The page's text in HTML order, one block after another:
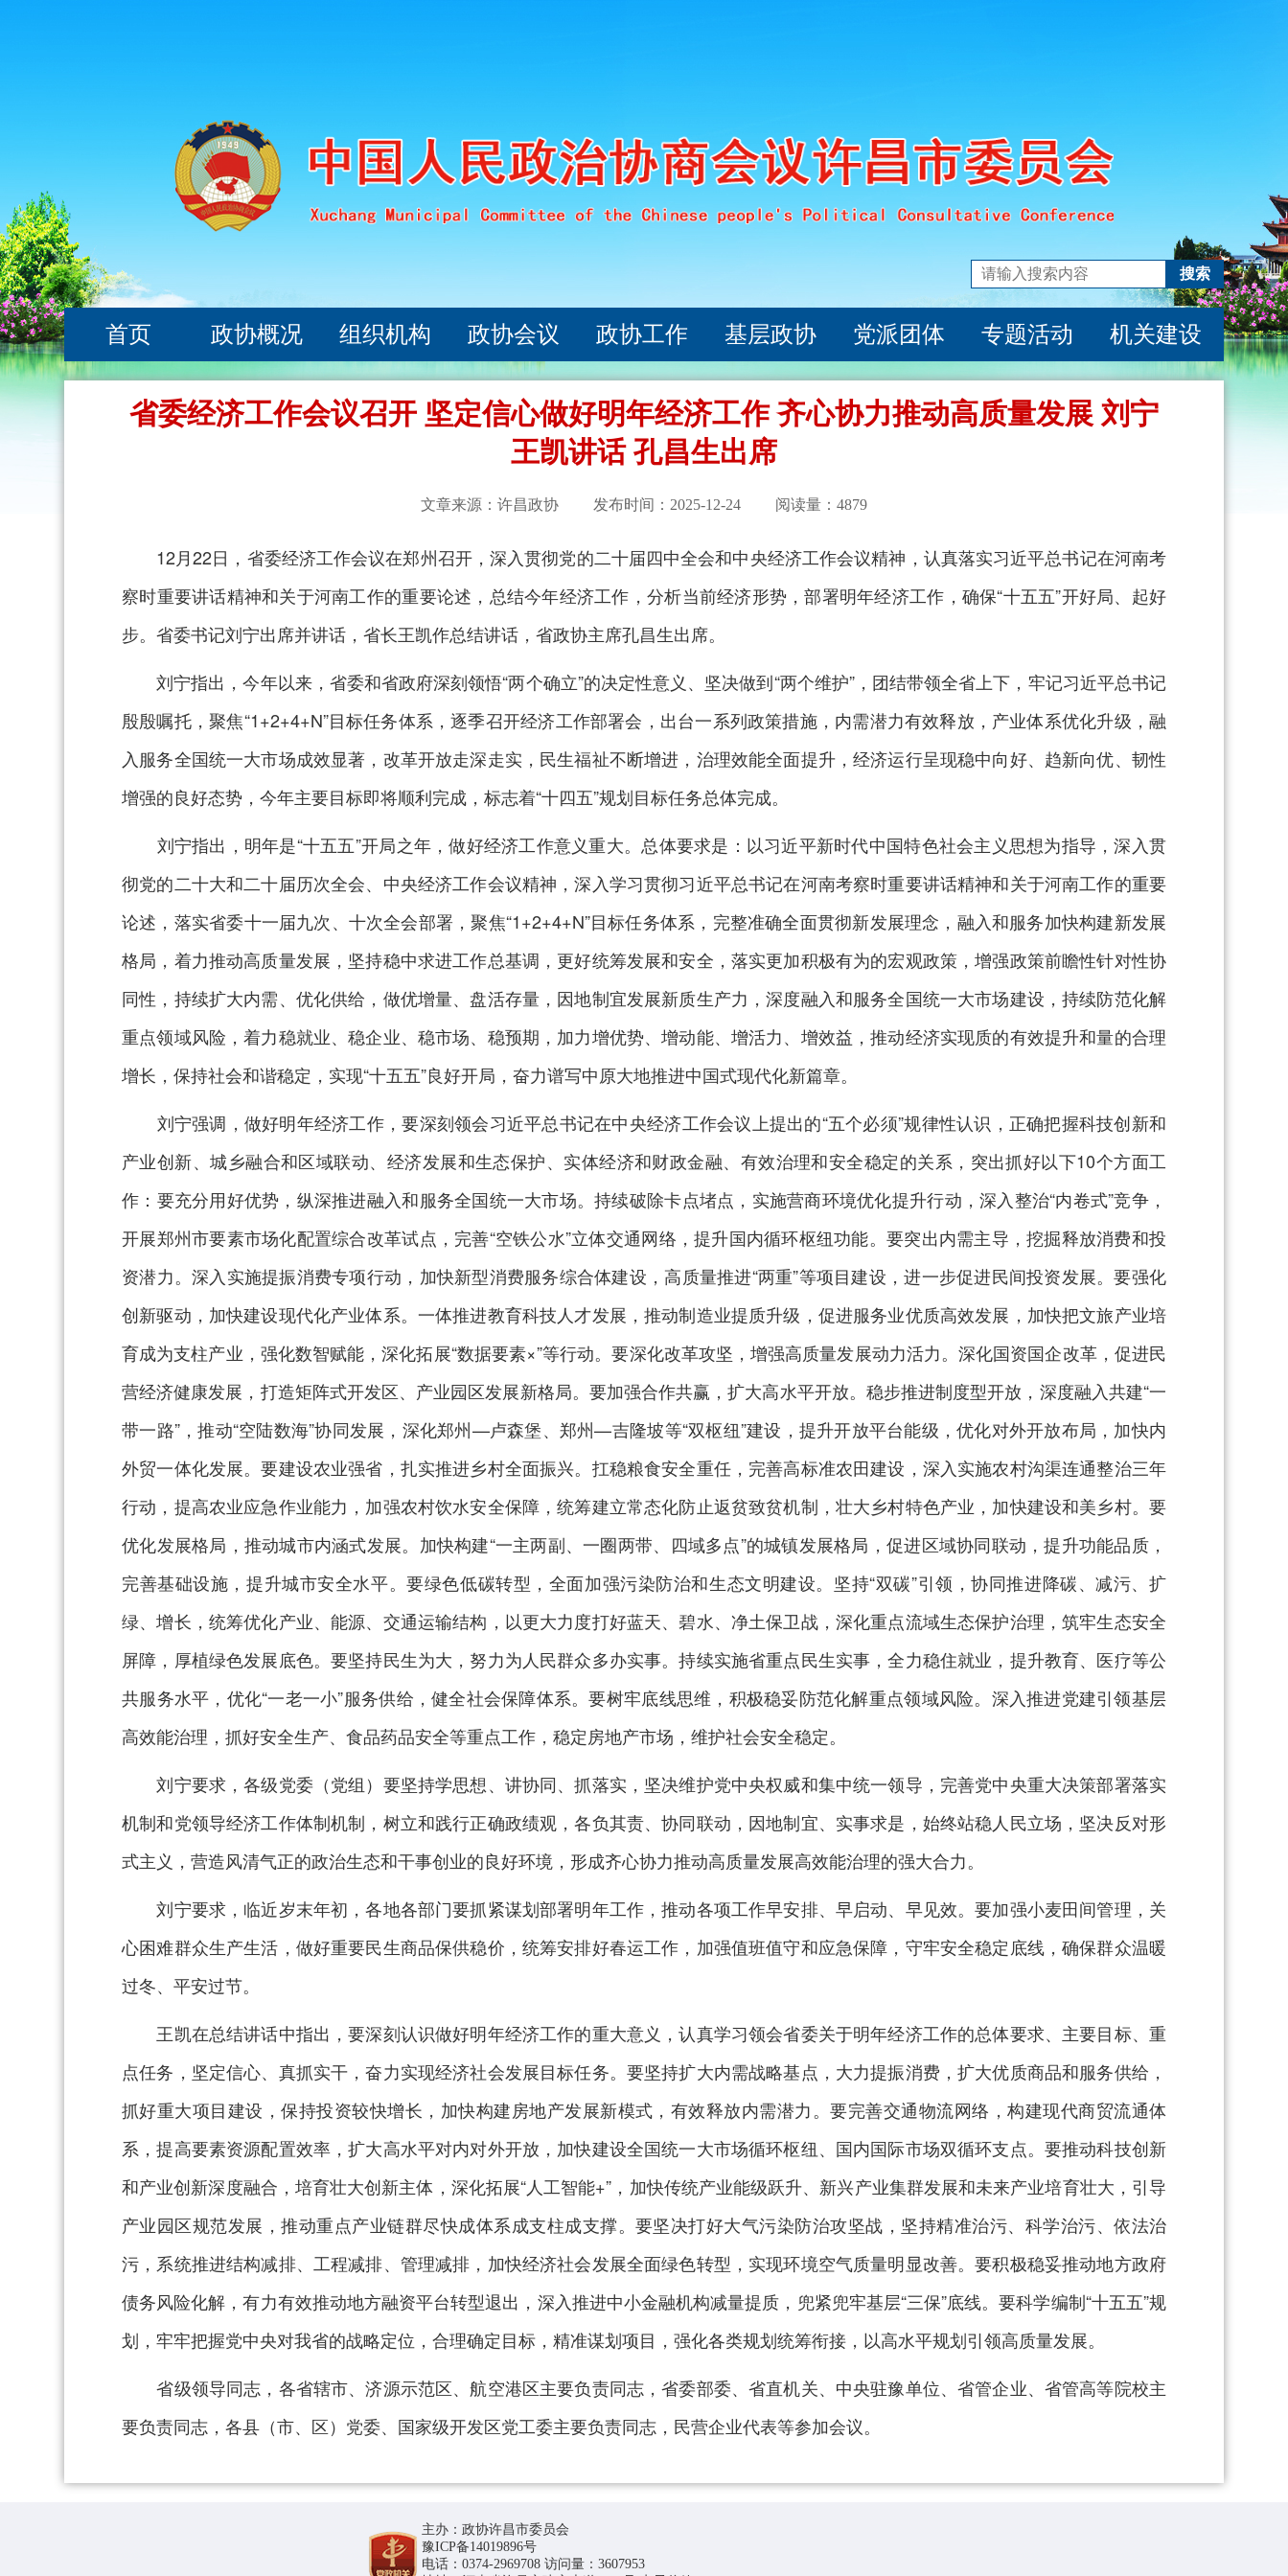
搜索
首页 政协概况 组织机构 政协会议 政协工作 基层政协 党派团体 专题活动 机关建设
省委经济工作会议召开 坚定信心做好明年经济工作 齐心协力推动高质量发展 刘宁
王凯讲话 孔昌生出席
文章来源：许昌政协 发布时间： 2025-12-24 阅读量：4879
12月22日，省委经济工作会议在郑州召开，深入贯彻党的二十届四中全会和中央经济工作会议精神，认真落实习近平总书记在河南考
察时重要讲话精神和关于河南工作的重要论述，总结今年经济工作，分析当前经济形势，部署明年经济工作，确保“十五五”开好局、起好
步。省委书记刘宁出席并讲话，省长王凯作总结讲话，省政协主席孔昌生出席。
刘宁指出，今年以来，省委和省政府深刻领悟“两个确立”的决定性意义、坚决做到“两个维护”，团结带领全省上下，牢记习近平总书记
殷殷嘱托，聚焦“1+2+4+N”目标任务体系，逐季召开经济工作部署会，出台一系列政策措施，内需潜力有效释放，产业体系优化升级，融
入服务全国统一大市场成效显著，改革开放走深走实，民生福祉不断增进，治理效能全面提升，经济运行呈现稳中向好、趋新向优、韧性
增强的良好态势，今年主要目标即将顺利完成，标志着“十四五”规划目标任务总体完成。
刘宁指出，明年是“十五五”开局之年，做好经济工作意义重大。总体要求是：以习近平新时代中国特色社会主义思想为指导，深入贯
彻党的二十大和二十届历次全会、中央经济工作会议精神，深入学习贯彻习近平总书记在河南考察时重要讲话精神和关于河南工作的重要
论述，落实省委十一届九次、十次全会部署，聚焦“1+2+4+N”目标任务体系，完整准确全面贯彻新发展理念，融入和服务加快构建新发展
格局，着力推动高质量发展，坚持稳中求进工作总基调，更好统筹发展和安全，落实更加积极有为的宏观政策，增强政策前瞻性针对性协
同性，持续扩大内需、优化供给，做优增量、盘活存量，因地制宜发展新质生产力，深度融入和服务全国统一大市场建设，持续防范化解
重点领域风险，着力稳就业、稳企业、稳市场、稳预期，加力增优势、增动能、增活力、增效益，推动经济实现质的有效提升和量的合理
增长，保持社会和谐稳定，实现“十五五”良好开局，奋力谱写中原大地推进中国式现代化新篇章。
刘宁强调，做好明年经济工作，要深刻领会习近平总书记在中央经济工作会议上提出的“五个必须”规律性认识，正确把握科技创新和
产业创新、城乡融合和区域联动、经济发展和生态保护、实体经济和财政金融、有效治理和安全稳定的关系，突出抓好以下10个方面工
作：要充分用好优势，纵深推进融入和服务全国统一大市场。持续破除卡点堵点，实施营商环境优化提升行动，深入整治“内卷式”竞争，
开展郑州市要素市场化配置综合改革试点，完善“空铁公水”立体交通网络，提升国内循环枢纽功能。要突出内需主导，挖掘释放消费和投
资潜力。深入实施提振消费专项行动，加快新型消费服务综合体建设，高质量推进“两重”等项目建设，进一步促进民间投资发展。要强化
创新驱动，加快建设现代化产业体系。一体推进教育科技人才发展，推动制造业提质升级，促进服务业优质高效发展，加快把文旅产业培
育成为支柱产业，强化数智赋能，深化拓展“数据要素×”等行动。要深化改革攻坚，增强高质量发展动力活力。深化国资国企改革，促进民
营经济健康发展，打造矩阵式开发区、产业园区发展新格局。要加强合作共赢，扩大高水平开放。稳步推进制度型开放，深度融入共建“一
带一路”，推动“空陆数海”协同发展，深化郑州—卢森堡、郑州—吉隆坡等“双枢纽”建设，提升开放平台能级，优化对外开放布局，加快内
外贸一体化发展。要建设农业强省，扎实推进乡村全面振兴。扛稳粮食安全重任，完善高标准农田建设，深入实施农村沟渠连通整治三年
行动，提高农业应急作业能力，加强农村饮水安全保障，统筹建立常态化防止返贫致贫机制，壮大乡村特色产业，加快建设和美乡村。要
优化发展格局，推动城市内涵式发展。加快构建“一主两副、一圈两带、四域多点”的城镇发展格局，促进区域协同联动，提升功能品质，
完善基础设施，提升城市安全水平。要绿色低碳转型，全面加强污染防治和生态文明建设。坚持“双碳”引领，协同推进降碳、减污、扩
绿、增长，统筹优化产业、能源、交通运输结构，以更大力度打好蓝天、碧水、净土保卫战，深化重点流域生态保护治理，筑牢生态安全
屏障，厚植绿色发展底色。要坚持民生为大，努力为人民群众多办实事。持续实施省重点民生实事，全力稳住就业，提升教育、医疗等公
共服务水平，优化“一老一小”服务供给，健全社会保障体系。要树牢底线思维，积极稳妥防范化解重点领域风险。深入推进党建引领基层
高效能治理，抓好安全生产、食品药品安全等重点工作，稳定房地产市场，维护社会安全稳定。
刘宁要求，各级党委（党组）要坚持学思想、讲协同、抓落实，坚决维护党中央权威和集中统一领导，完善党中央重大决策部署落实
机制和党领导经济工作体制机制，树立和践行正确政绩观，各负其责、协同联动，因地制宜、实事求是，始终站稳人民立场，坚决反对形
式主义，营造风清气正的政治生态和干事创业的良好环境，形成齐心协力推动高质量发展高效能治理的强大合力。
刘宁要求，临近岁末年初，各地各部门要抓紧谋划部署明年工作，推动各项工作早安排、早启动、早见效。要加强小麦田间管理，关
心困难群众生产生活，做好重要民生商品保供稳价，统筹安排好春运工作，加强值班值守和应急保障，守牢安全稳定底线，确保群众温暖
过冬、平安过节。
王凯在总结讲话中指出，要深刻认识做好明年经济工作的重大意义，认真学习领会省委关于明年经济工作的总体要求、主要目标、重
点任务，坚定信心、真抓实干，奋力实现经济社会发展目标任务。要坚持扩大内需战略基点，大力提振消费，扩大优质商品和服务供给，
抓好重大项目建设，保持投资较快增长，加快构建房地产发展新模式，有效释放内需潜力。要完善交通物流网络，构建现代商贸流通体
系，提高要素资源配置效率，扩大高水平对内对外开放，加快建设全国统一大市场循环枢纽、国内国际市场双循环支点。要推动科技创新
和产业创新深度融合，培育壮大创新主体，深化拓展“人工智能+”，加快传统产业能级跃升、新兴产业集群发展和未来产业培育壮大，引导
产业园区规范发展，推动重点产业链群尽快成体系成支柱成支撑。要坚决打好大气污染防治攻坚战，坚持精准治污、科学治污、依法治
污，系统推进结构减排、工程减排、管理减排，加快经济社会发展全面绿色转型，实现环境空气质量明显改善。要积极稳妥推动地方政府
债务风险化解，有力有效推动地方融资平台转型退出，深入推进中小金融机构减量提质，兜紧兜牢基层“三保”底线。要科学编制“十五五”规
划，牢牢把握党中央对我省的战略定位，合理确定目标，精准谋划项目，强化各类规划统筹衔接，以高水平规划引领高质量发展。
省级领导同志，各省辖市、济源示范区、航空港区主要负责同志，省委部委、省直机关、中央驻豫单位、省管企业、省管高等院校主
要负责同志，各县（市、区）党委、国家级开发区党工委主要负责同志，民营企业代表等参加会议。
主办：政协许昌市委员会
豫ICP备14019896号
电话：0374-2969708 访问量：3607953